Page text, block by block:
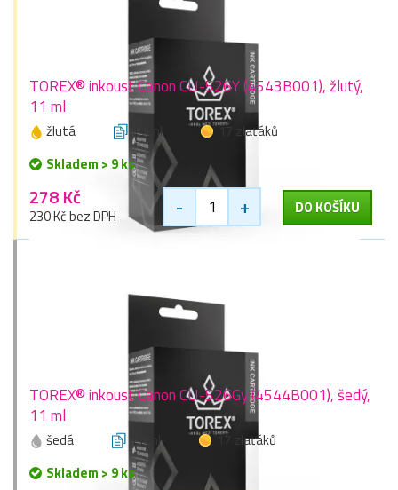
TOREX® inkoust Canon CLI-526Y (4543B001), žlutý,
11 ml
žlutá 11 ml
17 zlaťáků
Skladem > 9 ks
278 Kč
230 Kč bez DPH - + DO KOŠÍKU
TOREX® inkoust Canon CLI-526Gy (4544B001), šedý,
11 ml
šedá 11 ml
17 zlaťáků
Skladem > 9 ks